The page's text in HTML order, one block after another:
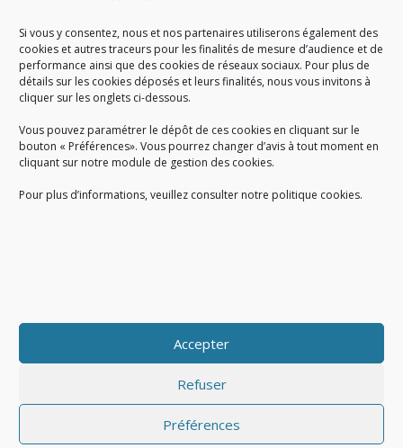
Si vous y consentez, nous et nos partenaires utiliserons également des
cookies et autres traceurs pour les finalités de mesure d’audience et de
performance ainsi que des cookies de réseaux sociaux. Pour plus de
détails sur les cookies déposés et leurs finalités, nous vous invitons à
cliquer sur les onglets ci-dessous.
Vous pouvez paramétrer le dépôt de ces cookies en cliquant sur le
bouton « Préférences». Vous pourrez changer d’avis à tout moment en
cliquant sur notre module de gestion des cookies.
Pour plus d’informations, veuillez consulter notre politique cookies.
Accepter
Refuser
Préférences
A SAVOIR
Créé en 1978, le Sigidurs est un établissement public quiexerce
des missions de service public : la prévention, la collecte et la
valorisation des déchets ménagers et assimilés produits par son
territoire.
Accueil du public :
Gestion des cookies|